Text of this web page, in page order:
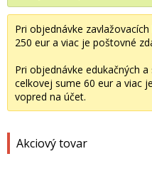
Pri objednávke
250 eur a viac je poštovné
Pri objednávke edukačných
celkovej sume 60 eur a viac
vopred na účet.
Akciový tovar